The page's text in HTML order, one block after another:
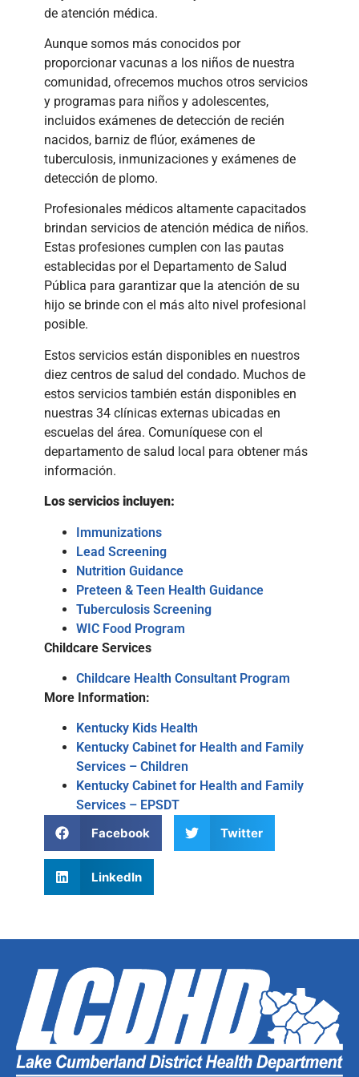
de atención médica.
Aunque somos más conocidos por
proporcionar vacunas a los niños de nuestra
comunidad, ofrecemos muchos otros servicios
y programas para niños y adolescentes,
incluidos exámenes de detección de recién
nacidos, barniz de flúor, exámenes de
tuberculosis, inmunizaciones y exámenes de
detección de plomo.
Profesionales médicos altamente capacitados
brindan servicios de atención médica de niños.
Estas profesiones cumplen con las pautas
establecidas por el Departamento de Salud
Pública para garantizar que la atención de su
hijo se brinde con el más alto nivel profesional
posible.
Estos servicios están disponibles en nuestros
diez centros de salud del condado. Muchos de
estos servicios también están disponibles en
nuestras 34 clínicas externas ubicadas en
escuelas del área. Comuníquese con el
departamento de salud local para obtener más
información.
Los servicios incluyen:
Immunizations
Lead Screening
Nutrition Guidance
Preteen & Teen Health Guidance
Tuberculosis Screening
WIC Food Program
Childcare Services
Childcare Health Consultant Program
More Information:
Kentucky Kids Health
Kentucky Cabinet for Health and Family
Services – Children
Kentucky Cabinet for Health and Family
Services – EPSDT
Facebook
Twitter
LinkedIn